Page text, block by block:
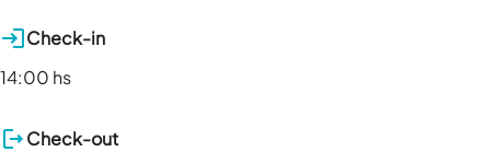
Check-in
14:00 hs
Check-out